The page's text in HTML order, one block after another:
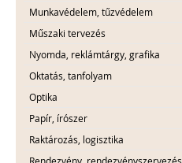
Munkavédelem, tűzvédelem
Műszaki tervezés
Nyomda, reklámtárgy, grafika
Oktatás, tanfolyam
Optika
Papír, írószer
Raktározás, logisztika
Rendezvény, rendezvényszervezés